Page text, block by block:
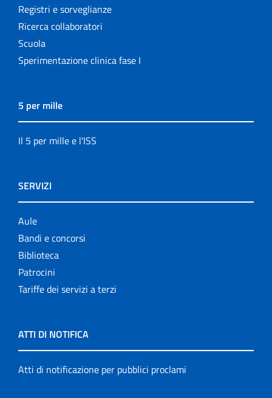
Registri e sorveglianze
Ricerca collaboratori
Scuola
Sperimentazione clinica fase I
5 per mille
Il 5 per mille e l'ISS
SERVIZI
Aule
Bandi e concorsi
Biblioteca
Patrocini
Tariffe dei servizi a terzi
ATTI DI NOTIFICA
Atti di notificazione per pubblici proclami